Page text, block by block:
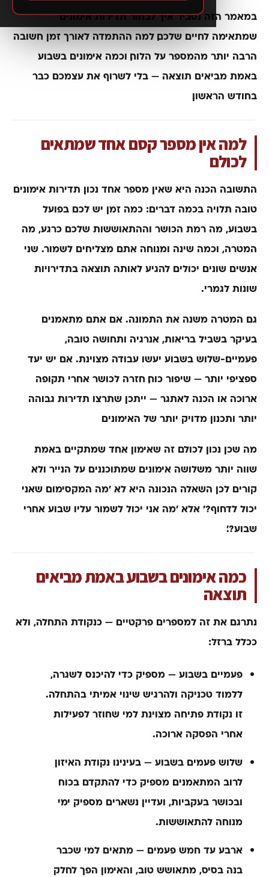
במאמר הזה נסביר איך לבחורתדירות אימונים
שמתאימה לחיים שלכם, למה ההתמדה לאורך זמן חשובה
הרבה יותר מהמספר על הלוח, וכמה אימונים בשבוע
באמת מביאים תוצאה — בלי לשרוף את עצמכם כבר
בחודש הראשון.
למה אין מספר קסם אחד שמתאים
לכולם
התשובה הכנה היא שאין מספר אחד נכון. תדירות אימונים
טובה תלויה בכמה דברים: כמה זמן יש לכם בפועל
בשבוע, מה רמת הכושר וההתאוששות שלכם כרגע, מה
המטרה, וכמה שינה ומנוחה אתם מצליחים לשמור. שני
אנשים שונים יכולים להגיע לאותה תוצאה בתדירויות
שונות לגמרי.
גם המטרה משנה את התמונה. אם אתם מתאמנים
בעיקר בשביל בריאות, אנרגיה ותחושה טובה,
פעמיים-שלוש בשבוע יעשו עבודה מצוינת. אם יש יעד
ספציפי יותר — שיפור כוח, חזרה לכושר אחרי תקופה
ארוכה או הכנה לאתגר — ייתכן שתרצו תדירות גבוהה
יותר ותכנון מדויק יותר של האימונים.
מה שכן נכון לכולם זה שאימון אחד שמתקיים באמת
שווה יותר משלושה אימונים שמתוכננים על הנייר ולא
קורים. לכן השאלה הנכונה היא לא ׳מה המקסימום שאני
יכול לדחוף?׳ אלא ׳מה אני יכול לשמור עליו שבוע אחרי
שבוע?׳.
כמה אימונים בשבוע באמת מביאים
תוצאה
נתרגם את זה למספרים פרקטיים — כנקודת התחלה, ולא
ככלל ברזל:
פעמיים בשבוע — מספיק כדי להיכנס לשגרה,
ללמוד טכניקה ולהרגיש שינוי אמיתי בהתחלה.
זו נקודת פתיחה מצוינת למי שחוזר לפעילות
אחרי הפסקה ארוכה.
שלוש פעמים בשבוע — בעינינו נקודת האיזון
לרוב המתאמנים. מספיק כדי להתקדם בכוח
ובכושר בעקביות, ועדיין נשארים מספיק ימי
מנוחה להתאוששות.
ארבע עד חמש פעמים — מתאים למי שכבר
בנה בסיס, מתאושש טוב, והאימון הפך לחלק